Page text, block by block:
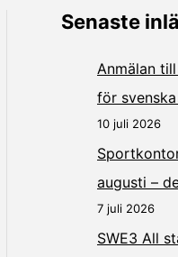
Senaste
Anmälan
för
10 juli 2026
augusti –
7 juli 2026
SWE3 All